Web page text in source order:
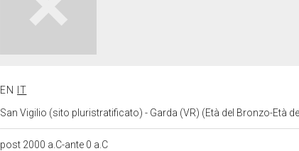
EN
IT
San Vigilio (sito pluristratificato) - Garda (VR) (Età del Bronzo-Età
post 2000 a.C-ante 0 a.C